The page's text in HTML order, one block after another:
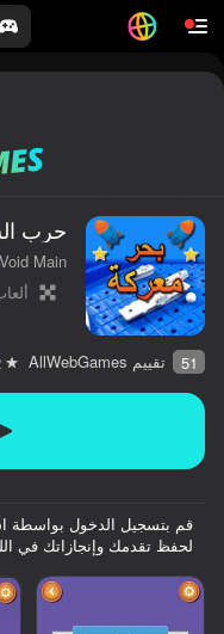
حرب
Void Main
51 تقييم AllWebGames
قم بتسجيل الدخول بواسطة
لحفظ تقدمك وإنجازاتك في